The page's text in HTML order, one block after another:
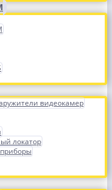
видеокамер
локатор